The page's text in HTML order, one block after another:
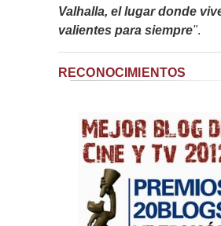
Valhalla, el lugar donde
valientes para siempre".
RECONOCIMIENTOS